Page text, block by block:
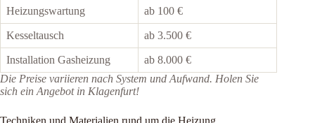
Heizungswartung ab 100 €
Kesseltausch ab 3.500 €
Installation Gasheizung
ab 8.000 €
Die Preise variieren nach System und Aufwand. Holen Sie
sich ein Angebot in Klagenfurt!